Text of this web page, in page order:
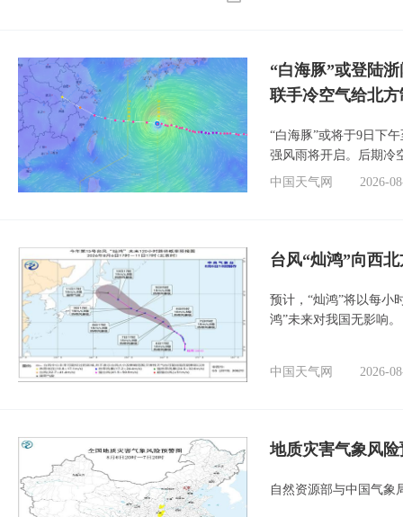
“白海豚”或登陆
联手冷空气给北
“白海豚”或将于9日下
强风雨将开启。后期冷
中国天气网
2026-
台风“灿鸿”向西
预计，“灿鸿”将以每小
鸿”未来对我国无影响。
中国天气网 2026-
地质灾害气象风
自然资源部与中国气象